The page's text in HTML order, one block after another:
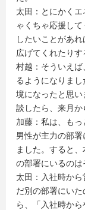
太田：とにかく
ゃくちゃ応援し
したいことがあ
広げてくれたりす
村越：そういえ
るようになりま
境になったと思
談したら、来月か
加藤：私は、もっ
男性が主力の部
ました。すると
の部署にいるのは
太田：入社時か
だ別の部署にい
ら、「入社時か